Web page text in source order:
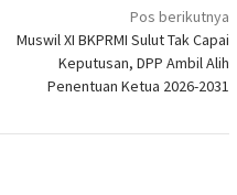
Pos berikutnya
Muswil XI BKPRMI Sulut Tak Capai
Keputusan, DPP Ambil Alih
Penentuan Ketua 2026-2031